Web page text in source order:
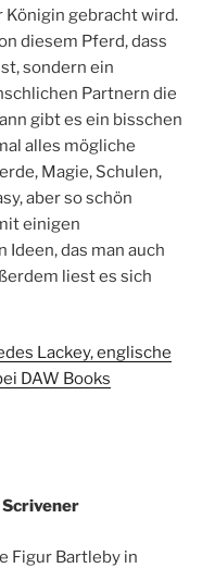
Königin gebracht wird.
diesem Pferd, dass
sondern ein
Partnern die
gibt es ein bisschen
alles mögliche
Magie, Schulen,
aber so schön
einigen
das man auch
liest es sich
Lackey, englische
DAW Books
Figur Bartleby in